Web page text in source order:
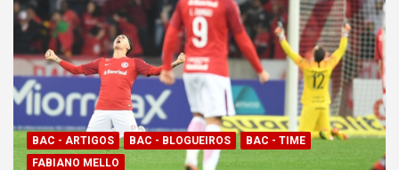
BAC - ARTIGOS BAC - BLOGUEIROS
BAC - TIME
FABIANO MELLO